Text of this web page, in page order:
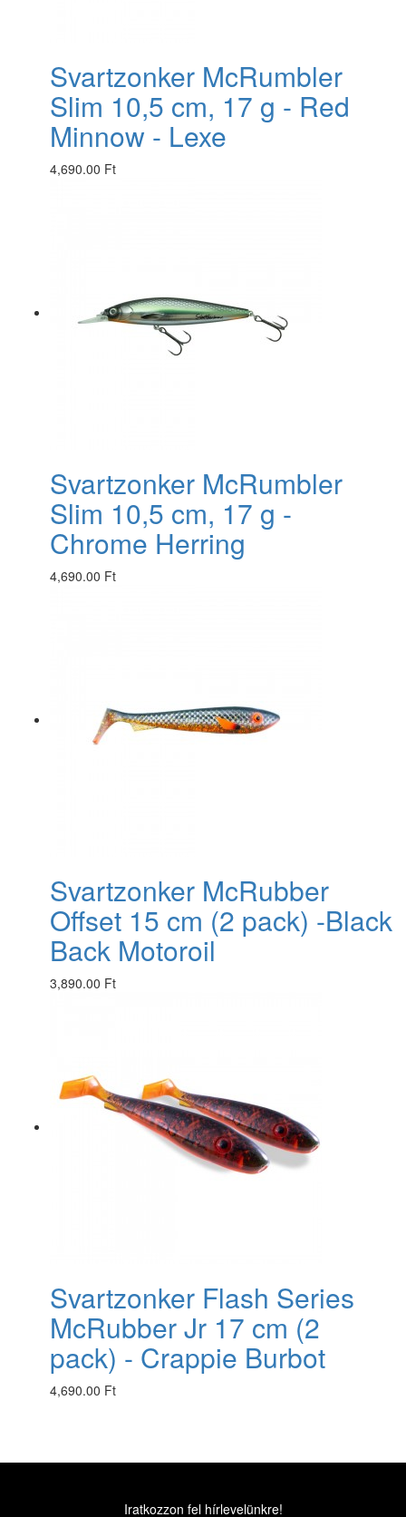
Svartzonker McRumbler
Slim 10,5 cm, 17 g - Red
Minnow - Lexe
4,690.00 Ft
Svartzonker McRumbler
Slim 10,5 cm, 17 g -
Chrome Herring
4,690.00 Ft
Svartzonker McRubber
Offset 15 cm (2 pack) -Black
Back Motoroil
3,890.00 Ft
Svartzonker Flash Series
McRubber Jr 17 cm (2
pack) - Crappie Burbot
4,690.00 Ft
Iratkozzon fel hírlevelünkre!